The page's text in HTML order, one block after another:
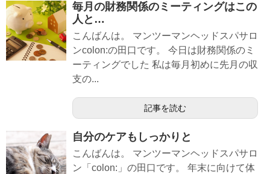
毎月の財務関係のミーティングはこの
人と…
こんばんは。 マンツーマンヘッドスパサロ
ンcolon:の田口です。 今日は財務関係のミ
ーティングでした 私は毎月初めに先月の収
支の...
記事を読む
自分のケアもしっかりと
こんばんは。 マンツーマンヘッドスパサロ
ン「colon:」の田口です。 年末に向けて体